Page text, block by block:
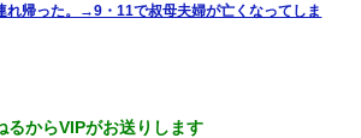
ストーカーされていた。俺「マジで怖い」
→女性社員「実は10数年前に…」
れ帰った。→9・11で叔母夫婦が亡くなってしま
るからVIPがお送りします